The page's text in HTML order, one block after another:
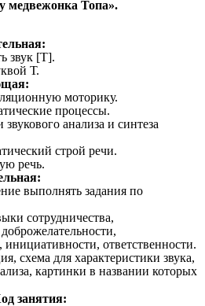
медвежонка Топа».
звук [Т].
Т.
моторику.
процессы.
анализа и синтеза
строй речи.
речь.
выполнять задания по
сотрудничества,
инициативности, ответственности.
схема для характеристики звука,
картинки в названии которых
занятия: